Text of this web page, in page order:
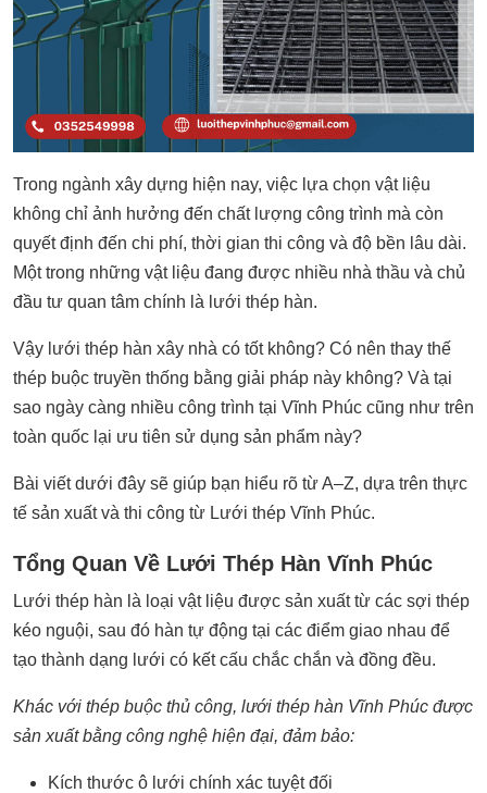
Trong ngành xây dựng hiện nay, việc lựa chọn vật liệu
không chỉ ảnh hưởng đến chất lượng công trình mà còn
quyết định đến chi phí, thời gian thi công và độ bền lâu dài.
Một trong những vật liệu đang được nhiều nhà thầu và chủ
đầu tư quan tâm chính là lưới thép hàn.
Vậy lưới thép hàn xây nhà có tốt không? Có nên thay thế
thép buộc truyền thống bằng giải pháp này không? Và tại
sao ngày càng nhiều công trình tại Vĩnh Phúc cũng như trên
toàn quốc lại ưu tiên sử dụng sản phẩm này?
Bài viết dưới đây sẽ giúp bạn hiểu rõ từ A–Z, dựa trên thực
tế sản xuất và thi công từ Lưới thép Vĩnh Phúc.
Tổng Quan Về Lưới Thép Hàn Vĩnh Phúc
Lưới thép hàn là loại vật liệu được sản xuất từ các sợi thép
kéo nguội, sau đó hàn tự động tại các điểm giao nhau để
tạo thành dạng lưới có kết cấu chắc chắn và đồng đều.
Khác với thép buộc thủ công, lưới thép hàn Vĩnh Phúc được
sản xuất bằng công nghệ hiện đại, đảm bảo:
Kích thước ô lưới chính xác tuyệt đối